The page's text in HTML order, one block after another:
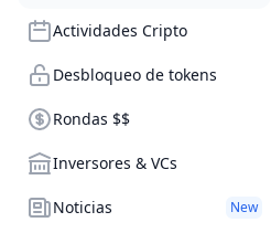
Actividades Cripto
Desbloqueo de tokens
Rondas $$
Inversores & VCs
Noticias New